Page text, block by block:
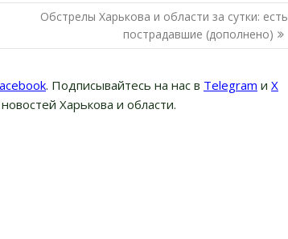
Обстрелы Харькова и области за сутки: есть
пострадавшие (дополнено)
. Подписывайтесь на нас в Telegram и Х
Харькова и области.